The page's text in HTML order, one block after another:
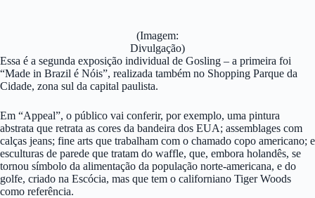
(Imagem:
Divulgação)
Essa é a segunda exposição individual de Gosling – a primeira foi
“Made in Brazil é Nóis”, realizada também no Shopping Parque da
Cidade, zona sul da capital paulista.
Em “Appeal”, o público vai conferir, por exemplo, uma pintura
abstrata que retrata as cores da bandeira dos EUA; assemblages com
calças jeans; fine arts que trabalham com o chamado copo americano; e
esculturas de parede que tratam do waffle, que, embora holandês, se
tornou símbolo da alimentação da população norte-americana, e do
golfe, criado na Escócia, mas que tem o californiano Tiger Woods
como referência.